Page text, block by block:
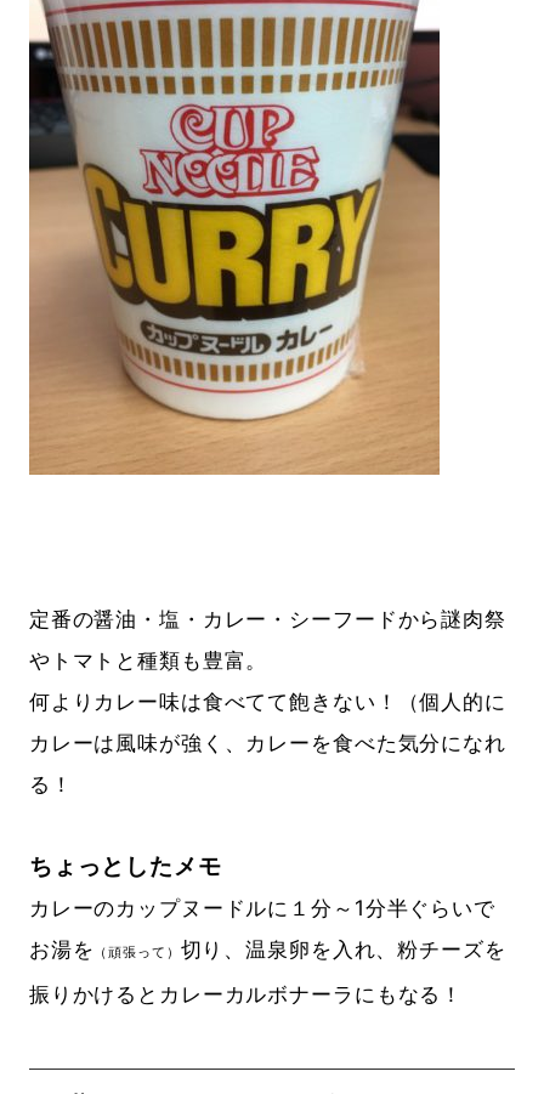
定番の醤油・塩・カレー・シーフードから謎肉祭
やトマトと種類も豊富。
何よりカレー味は食べてて飽きない！（個人的に
カレーは風味が強く、カレーを食べた気分になれ
る！
ちょっとしたメモ
カレーのカップヌードルに１分～1分半ぐらいで
お湯を
（頑張って） 切り、温泉卵を入れ、粉チーズを
振りかけるとカレーカルボナーラにもなる！